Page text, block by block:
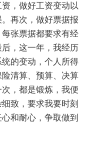
，做好工资变动以
再次，做好票据报
张票据都要求有经
，这一年，我经历
的变动，个人所得
清算、预算、决算
，都是锻炼，我便
致，要求我要时刻
和耐心，争取做到